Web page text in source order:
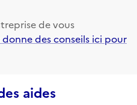
de vous
des conseils ici pour
aides